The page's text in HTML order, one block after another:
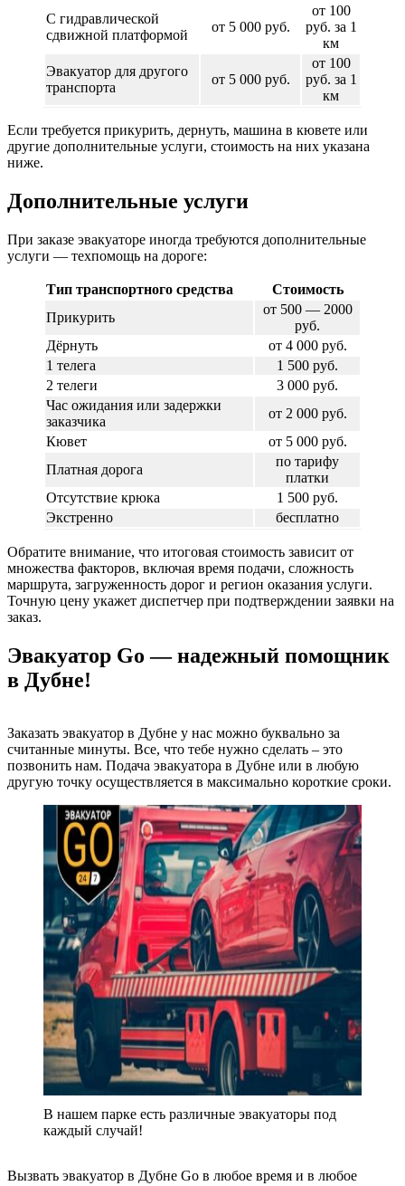
С гидравлической
сдвижной платформой
от 5 000 руб.
от 100
руб. за 1
км
Эвакуатор для другого
транспорта
от 5 000 руб.
от 100
руб. за 1
км
Если требуется прикурить, дернуть, машина в кювете или
другие дополнительные услуги, стоимость на них указана
ниже.
Дополнительные услуги
При заказе эвакуаторе иногда требуются дополнительные
услуги — техпомощь на дороге:
Тип транспортного средства
Стоимость
Прикурить
от 500 — 2000
руб.
Дёрнуть
от 4 000 руб.
1 телега
1 500 руб.
2 телеги
3 000 руб.
Час ожидания или задержки
заказчика
от 2 000 руб.
Кювет
от 5 000 руб.
Платная дорога
по тарифу
платки
Отсутствие крюка
1 500 руб.
Экстренно
бесплатно
Обратите внимание, что итоговая стоимость зависит от
множества факторов, включая время подачи, сложность
маршрута, загруженность дорог и регион оказания услуги.
Точную цену укажет диспетчер при подтверждении заявки на
заказ.
Эвакуатор Go — надежный помощник
в Дубне!
Заказать эвакуатор в Дубне у нас можно буквально за
считанные минуты. Все, что тебе нужно сделать – это
позвонить нам. Подача эвакуатора в Дубне или в любую
другую точку осуществляется в максимально короткие сроки.
В нашем парке есть различные эвакуаторы под
каждый случай!
Вызвать эвакуатор в Дубне Go в любое время и в любое